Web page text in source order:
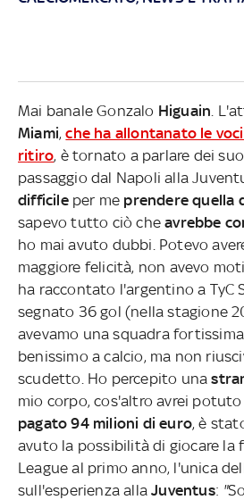
Mai banale Gonzalo Higuain .
Miami,che ha allontanato le
ritiro, è tornato a parlare dei
passaggio dal Napoli alla
difficileper me prendere quella
sapevo tutto ciò cheavrebbe
ho mai avuto dubbi. Potevo
maggiore felicità, non avevo
ha raccontato l'argentino a TyC
segnato 36 gol (nella stagione
avevamo una squadra
benissimo a calcio, ma non
scudetto. Ho percepito una
mio corpo, cos'altro avrei potuto
pagato 94 milioni di euro, è
avuto la possibilità di giocare la
League al primo anno, l'unica
sull'esperienza allaJuventus: "